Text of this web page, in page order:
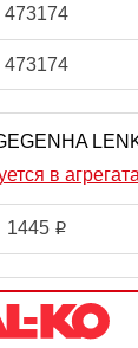
473174
473174
в
1445 i